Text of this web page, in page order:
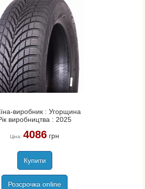
виробник : Угорщина
виробництва : 2025
Ціна: 4086грн
Купити
Розсрочка online